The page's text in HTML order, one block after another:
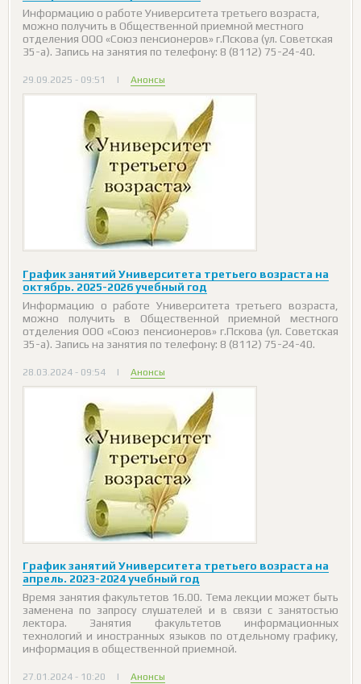
Информацию о работе Университета третьего возраста,
можно получить в Общественной приемной местного
отделения ООО «Союз пенсионеров» г.Пскова (ул. Советская
35-а). Запись на занятия по телефону: 8 (8112) 75-24-40.
29.09.2025 - 09:51 | Анонсы
График занятий Университета третьего возраста на
октябрь. 2025-2026 учебный год
Информацию о работе Университета третьего возраста,
можно получить в Общественной приемной местного
отделения ООО «Союз пенсионеров» г.Пскова (ул. Советская
35-а). Запись на занятия по телефону: 8 (8112) 75-24-40.
28.03.2024 - 09:54 | Анонсы
График занятий Университета третьего возраста на
апрель. 2023-2024 учебный год
Время занятия факультетов 16.00. Тема лекции может быть
заменена по запросу слушателей и в связи с занятостью
лектора. Занятия факультетов информационных
технологий и иностранных языков по отдельному графику,
информация в общественной приемной.
27.01.2024 - 10:20 | Анонсы